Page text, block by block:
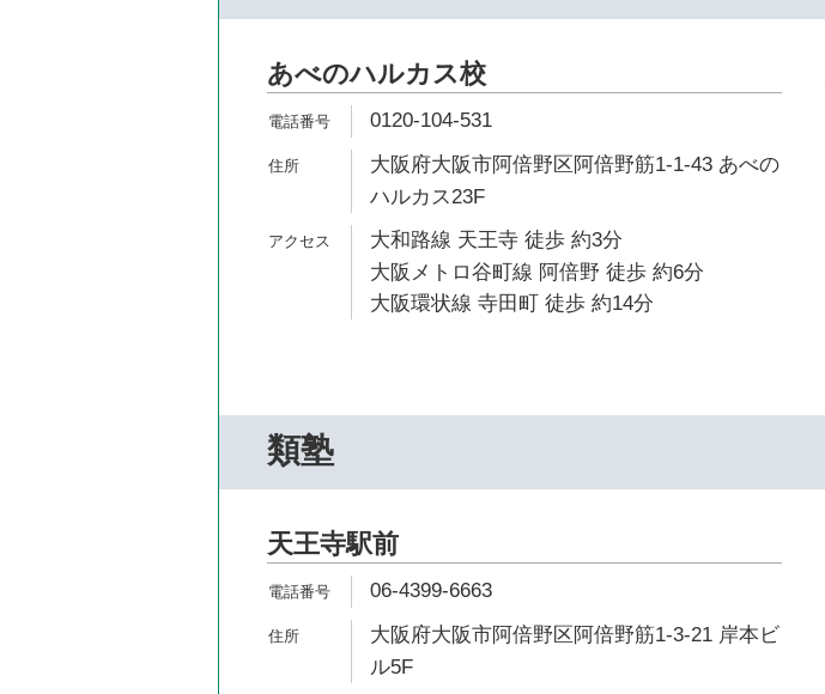
あべのハルカス校
0120-104-531
大阪府大阪市阿倍野区阿倍野筋1-1-43 あべの
ハルカス23F
大和路線 天王寺 徒歩 約3分
大阪メトロ谷町線 阿倍野 徒歩 約6分
大阪環状線 寺田町 徒歩 約14分
類塾
天王寺駅前
06-4399-6663
大阪府大阪市阿倍野区阿倍野筋1-3-21 岸本ビ
ル5F